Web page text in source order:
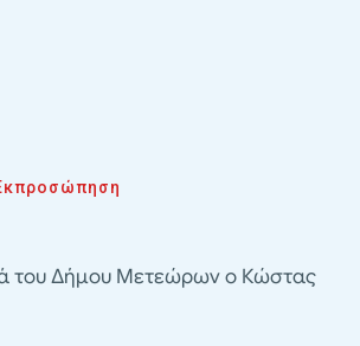
του Δήμου Μετεώρων ο Κώστας